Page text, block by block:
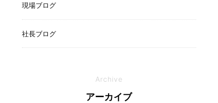
現場ブログ
社長ブログ
Archive
アーカイブ